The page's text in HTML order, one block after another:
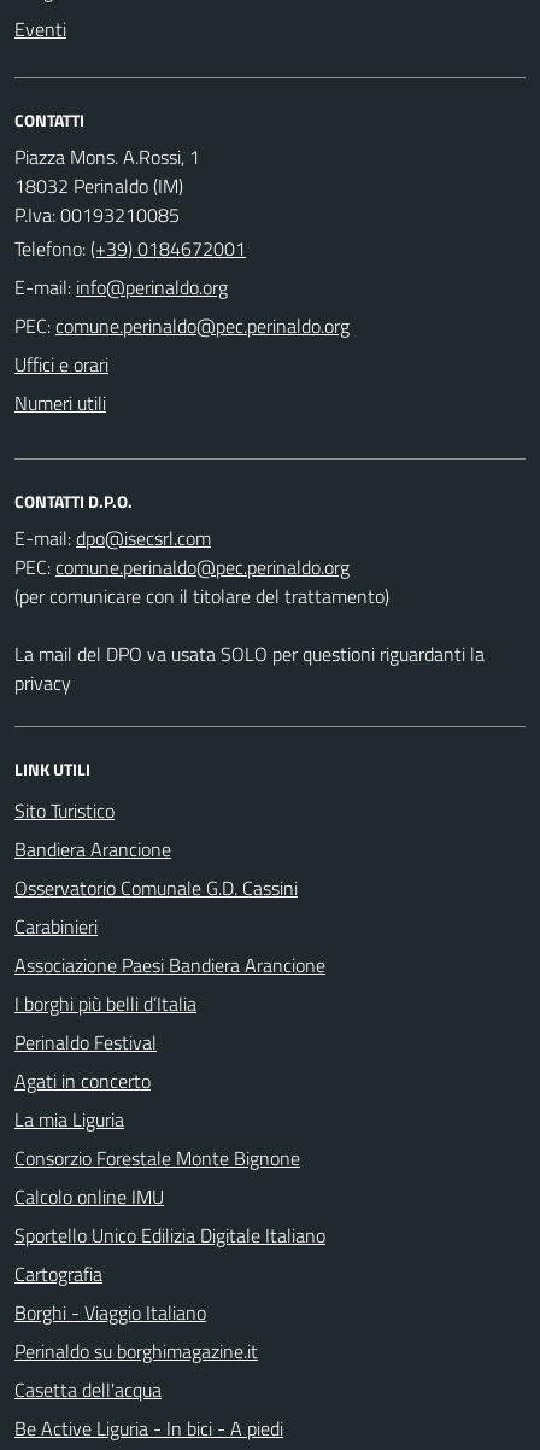
Eventi
CONTATTI
Piazza Mons. A.Rossi, 1
18032 Perinaldo (IM)
P.Iva: 00193210085
Telefono:(+39) 0184672001
E-mail:
PEC:
Uffici e orari
Numeri utili
CONTATTI D.P.O.
E-mail:
PEC:
(per comunicare con il titolare del trattamento)
La mail del DPO va usata SOLO per questioni riguardanti la
privacy
LINK UTILI
Sito Turistico
Bandiera Arancione
Osservatorio Comunale G.D. Cassini
Carabinieri
Associazione Paesi Bandiera Arancione
I borghi più belli d’Italia
Perinaldo Festival
Agati in concerto
La mia Liguria
Consorzio Forestale Monte Bignone
Calcolo online IMU
Sportello Unico Edilizia Digitale Italiano
Cartografia
Borghi - Viaggio Italiano
Perinaldo su borghimagazine.it
Casetta dell'acqua
Be Active Liguria - In bici - A piedi